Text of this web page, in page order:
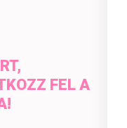
FEL A